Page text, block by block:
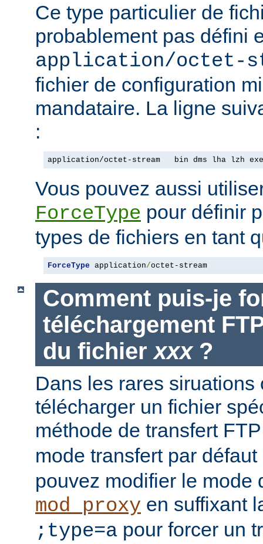
Ce type particulier de
probablement pas défini
application/octet-
fichier de configuration
mandataire. La ligne
:
application/octet-stream   bin dms lha lzh
Vous pouvez aussi
ForceType pour définir
types de fichiers en tant
ForceType application/octet-stream
Comment puis-je
téléchargement
du fichier xxx?
Dans les rares siruations
télécharger un fichier
méthode de transfert
mode transfert par
pouvez modifier le mode
mod_proxy en suffixant
;type=a pour forcer un